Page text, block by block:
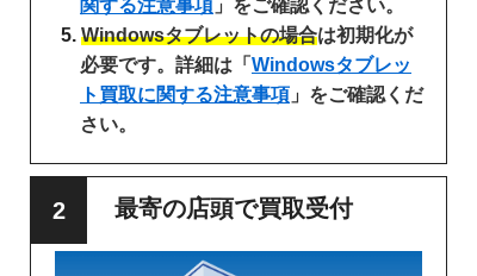
関する注意事項 」をご確認ください。
Windowsタブレットの場合は初期化が
必要です。詳細は「 Windowsタブレッ
ト買取に関する注意事項 」をご確認くだ
さい。
最寄の店頭で買取受付